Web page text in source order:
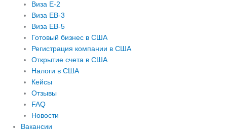
Виза E-2
Виза EB-3
Виза EB-5
Готовый бизнес в США
Регистрация компании в США
Открытие счета в США
Налоги в США
Кейсы
Отзывы
FAQ
Новости
Вакансии